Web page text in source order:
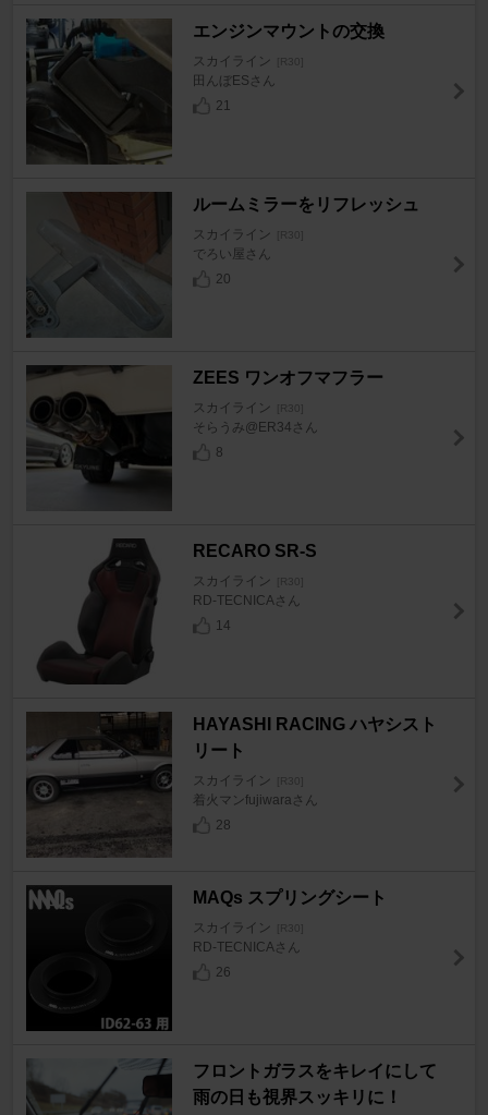
エンジンマウントの交換
スカイライン [R30]
田んぼESさん
21
ルームミラーをリフレッシュ
スカイライン [R30]
でろい屋さん
20
ZEES ワンオフマフラー
スカイライン [R30]
そらうみ@ER34さん
8
RECARO SR-S
スカイライン [R30]
RD-TECNICAさん
14
HAYASHI RACING ハヤシスト
リート
スカイライン [R30]
着火マンfujiwaraさん
28
MAQs スプリングシート
スカイライン [R30]
RD-TECNICAさん
26
フロントガラスをキレイにして
雨の日も視界スッキリに！